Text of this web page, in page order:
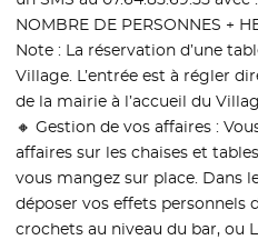
NOMBRE DE PERSONNES +
Note : La réservation d’une
Village. L’entrée est à régler
de la mairie à l’accueil du
🔸 Gestion de vos affaires :
affaires sur les chaises et
vous mangez sur place. Dans
déposer vos effets personnels
crochets au niveau du bar, ou